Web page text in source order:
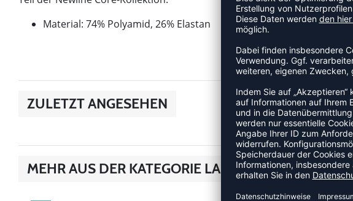
Material: 74% Polyamid, 26% Elastan
ZULETZT ANGESEHEN
MEHR AUS DER KATEGORIE LAUFHOSEN